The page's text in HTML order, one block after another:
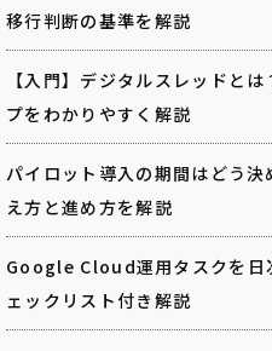
移行判断の基準を解説
【入門】デジタルスレッドと
プをわかりやすく解説
パイロット導入の期間はどう
え方と進め方を解説
Google Cloud運用タスクを日
ェックリスト付き解説